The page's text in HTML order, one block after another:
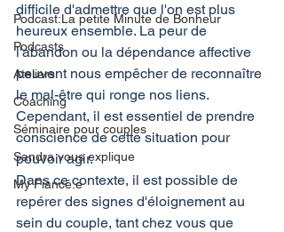
Podcast:La petite Minute de Bonheur
Podcasts
Ateliers
Coaching
Séminaire pour couples
Sandra vous explique
My Fiancé.e
difficile d'admettre que l'on est plus
heureux ensemble. La peur de
l'abandon ou la dépendance affective
peuvent nous empêcher de reconnaître
le mal-être qui ronge nos liens.
Cependant, il est essentiel de prendre
conscience de cette situation pour
pouvoir agir.
Dans ce contexte, il est possible de
repérer des signes d'éloignement au
sein du couple, tant chez vous que